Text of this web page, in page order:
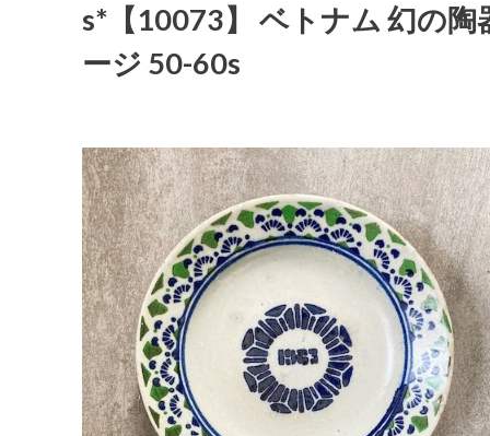
s*【10073】 ベトナム 幻の陶
ージ 50-60s